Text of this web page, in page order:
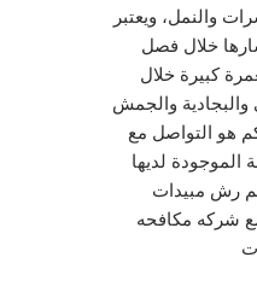
والنمل، ويعتبر
خلال فصل
كبيرة خلال
والجمش
هو التواصل مع
الموجودة لديها
رش مبيدات
شركه مكافحه